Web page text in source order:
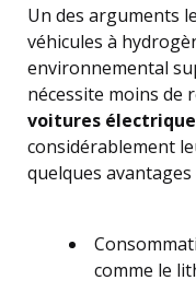
Un des arguments
véhicules à
environnemental
nécessite moins de
voitures
considérablement
quelques avantages
comme le